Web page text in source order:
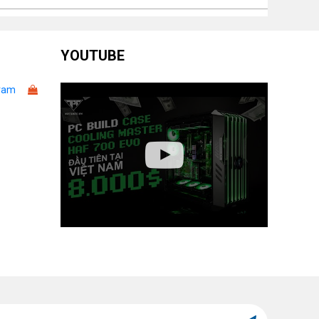
YOUTUBE